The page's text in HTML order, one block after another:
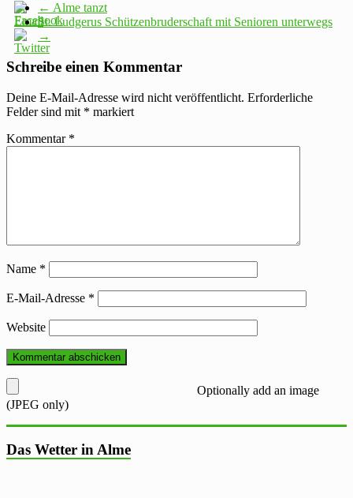
← Alme tanzt
St. Ludgerus Schützenbruderschaft mit Senioren unterwegs
→
Schreibe einen Kommentar
Deine E-Mail-Adresse wird nicht veröffentlicht. Erforderliche
Felder sind mit * markiert
Kommentar *
Name *
E-Mail-Adresse *
Website
Optionally add an image
(JPEG only)
Das Wetter in Alme